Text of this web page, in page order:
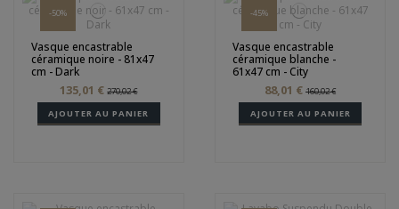
-50%
Vasque encastrable
céramique noire - 81x47
cm - Dark
135,01 €270,02 €
AJOUTER AU PANIER
-45%
Vasque encastrable
céramique blanche -
61x47 cm - City
88,01 €160,02 €
AJOUTER AU PANIER